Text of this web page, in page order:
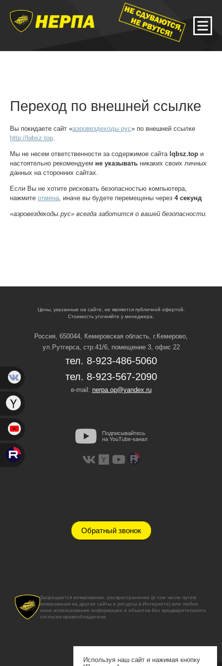
Переход по внешней ссылке
Вы покидаете сайт «аэровездеходы.рус» по внешней ссылке
http://lqbsz.top
Мы не несем ответственности за содержимое сайта lqbsz.top и
настоятельно рекомендуем не указывать никаких своих личных
данных на сторонних сайтах.
Если Вы не хотите рисковать безопасностью компьютера,
нажмите отмена , иначе вы будете перемещены через 4секунд
«аэровездеходы.рус» всегда заботится о вашей безопасности.
Цены, указанные на сайте, не являются публичной офертой.
Стоимость уточняйте у менеджера.
Россия, 650044, Кемеровская область, г.Кемерово,
ул.Рутгерса, стр.41/6, помещение 3, офис 22
тел. 8-923-486-5060
тел. 8-923-567-2090
e-mail: nerpa.op@yandex.ru
Подписывайтесь
на YouTube-канал
Обратный звонок
Запрещается копирование, распространение (в том числе путем
копирования на другие сайты и ресурсы в Интернете) или любое
иное использование информации и объектов без предварительного
согласия правообладателя.
Используя наш сайт и нажимая кнопку